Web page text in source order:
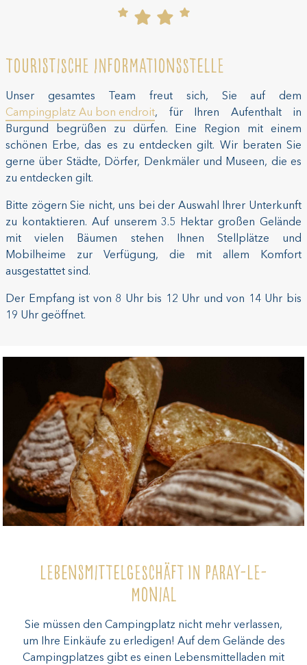
Touristische Informationsstelle
Unser gesamtes Team freut sich, Sie auf dem
Campingplatz Au bon endroit, für Ihren Aufenthalt in
Burgund begrüßen zu dürfen. Eine Region mit einem
schönen Erbe, das es zu entdecken gilt. Wir beraten Sie
gerne über Städte, Dörfer, Denkmäler und Museen, die es
zu entdecken gilt.
Bitte zögern Sie nicht, uns bei der Auswahl Ihrer Unterkunft
zu kontaktieren. Auf unserem 3.5 Hektar großen Gelände
mit vielen Bäumen stehen Ihnen Stellplätze und
Mobilheime zur Verfügung, die mit allem Komfort
ausgestattet sind.
Der Empfang ist von 8 Uhr bis 12 Uhr und von 14 Uhr bis
19 Uhr geöffnet.
Lebensmittelgeschäft in Paray-le-
Monial
Sie müssen den Campingplatz nicht mehr verlassen,
um Ihre Einkäufe zu erledigen! Auf dem Gelände des
Campingplatzes gibt es einen Lebensmittelladen mit